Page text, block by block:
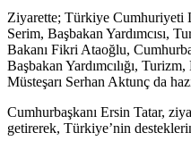
Ziyarette; Türkiye Cumhuriyeti
Serim, Başbakan Yardımcısı,
Bakanı Fikri Ataoğlu,
Başbakan Yardımcılığı,
Müsteşarı Serhan Aktunç da
Cumhurbaşkanı Ersin Tatar,
getirerek, Türkiye’nin